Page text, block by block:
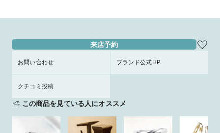
来店予約
お問い合わせ ブランド公式HP
クチコミ投稿
この商品を見ている人にオススメ